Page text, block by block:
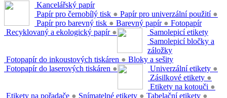
Kancelářský papír
Papír pro černobílý tisk ● Papír pro univerzální použití ●
Papír pro barevný tisk ● Barevný papír ●
Recyklovaný a ekologický papír ●
Fotopapír
Fotopapír do inkoustových tiskáren ●
Fotopapír do laserových tiskáren ●
Samolepicí etikety
Univerzální etikety ●
Zásilkové etikety ●
Etikety na kotouči ●
Etikety na pořadače ● Snímatelné etikety ● Tabelační etikety ●
Samolepicí bločky a
záložky
Bloky a sešity